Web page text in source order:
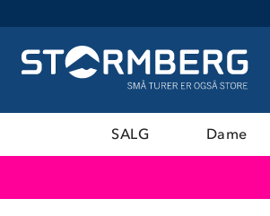
SALG Dame